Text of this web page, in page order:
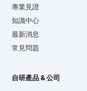
專業見證
知識中心
最新消息
常見問題
自研產品 & 公司